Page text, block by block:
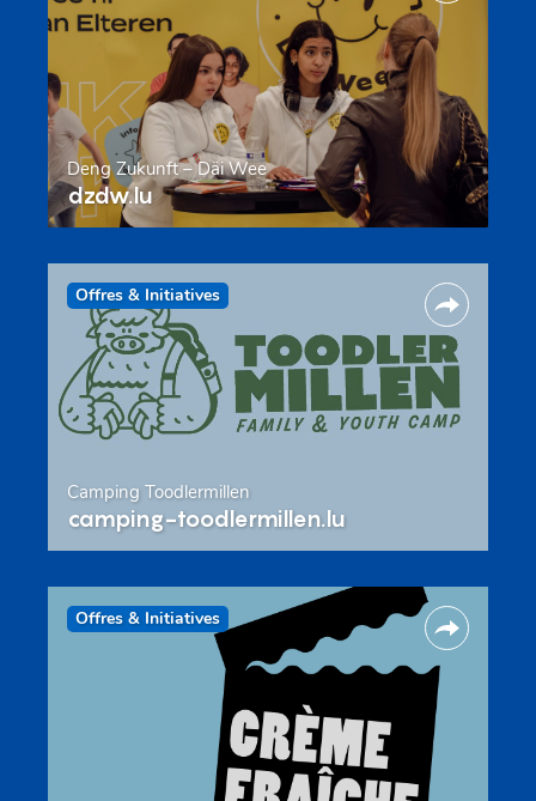
Deng Zukunft – Däi Wee
dzdw.lu
Offres & Initiatives
Camping Toodlermillen
camping-toodlermillen.lu
Offres & Initiatives